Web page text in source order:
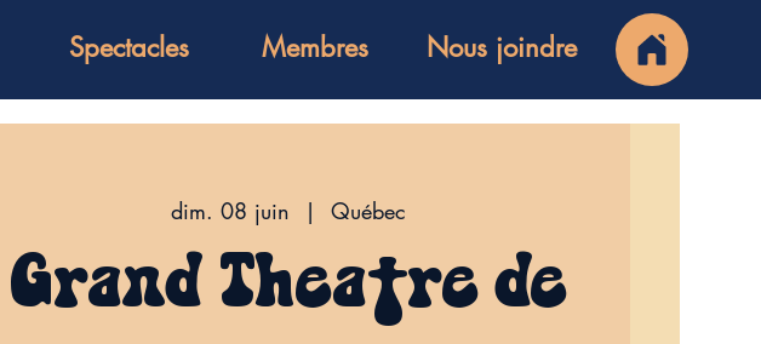
Spectacles Membres Nous joindre
dim. 08 juin
  |
Québec
Grand Théâtre de